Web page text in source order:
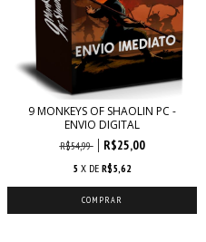
9 MONKEYS OF SHAOLIN PC -
ENVIO DIGITAL
R$54,99 R$25,00
5 X DE R$5,62